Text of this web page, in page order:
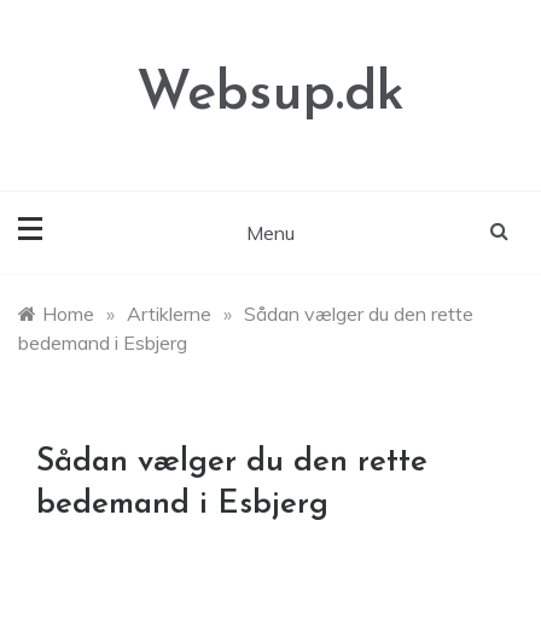
Websup.dk
Menu
Home » Artiklerne » Sådan vælger du den rette
bedemand i Esbjerg
Sådan vælger du den rette
bedemand i Esbjerg